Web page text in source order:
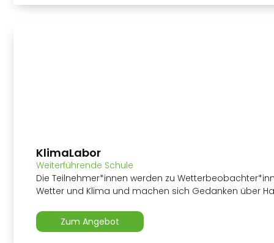
KlimaLabor
Weiterführende Schule
Die Teilnehmer*innen werden zu
Wetter und Klima und machen sich Gedanken über
Zum Angebot